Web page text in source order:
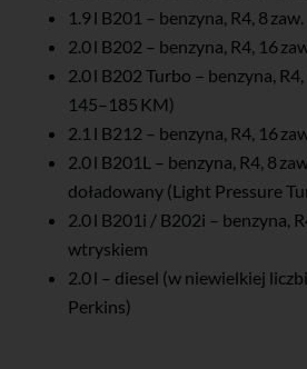
1.9 l B201 – benzyna, R4, 8 zaw.
2.0 l B202 – benzyna, R4, 16
2.0 l B202 Turbo – benzyna, R4,
145–185 KM)
2.1 l B212 – benzyna, R4, 16
2.0 l B201L – benzyna, R4, 8
doładowany (Light Pressure
2.0 l B201i / B202i – benzyna,
wtryskiem
2.0 l – diesel (w niewielkiej
Perkins)